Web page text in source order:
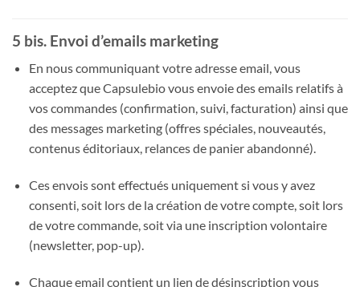
5 bis. Envoi d’emails marketing
En nous communiquant votre adresse email, vous
acceptez que Capsulebio vous envoie des emails relatifs à
vos commandes (confirmation, suivi, facturation) ainsi que
des messages marketing (offres spéciales, nouveautés,
contenus éditoriaux, relances de panier abandonné).
Ces envois sont effectués uniquement si vous y avez
consenti, soit lors de la création de votre compte, soit lors
de votre commande, soit via une inscription volontaire
(newsletter, pop-up).
Chaque email contient un lien de désinscription vous